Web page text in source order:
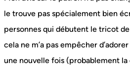
le trouve pas spécialement bien
personnes qui débutent le tricot
cela ne m’a pas empêcher
une nouvelle fois (probablement la